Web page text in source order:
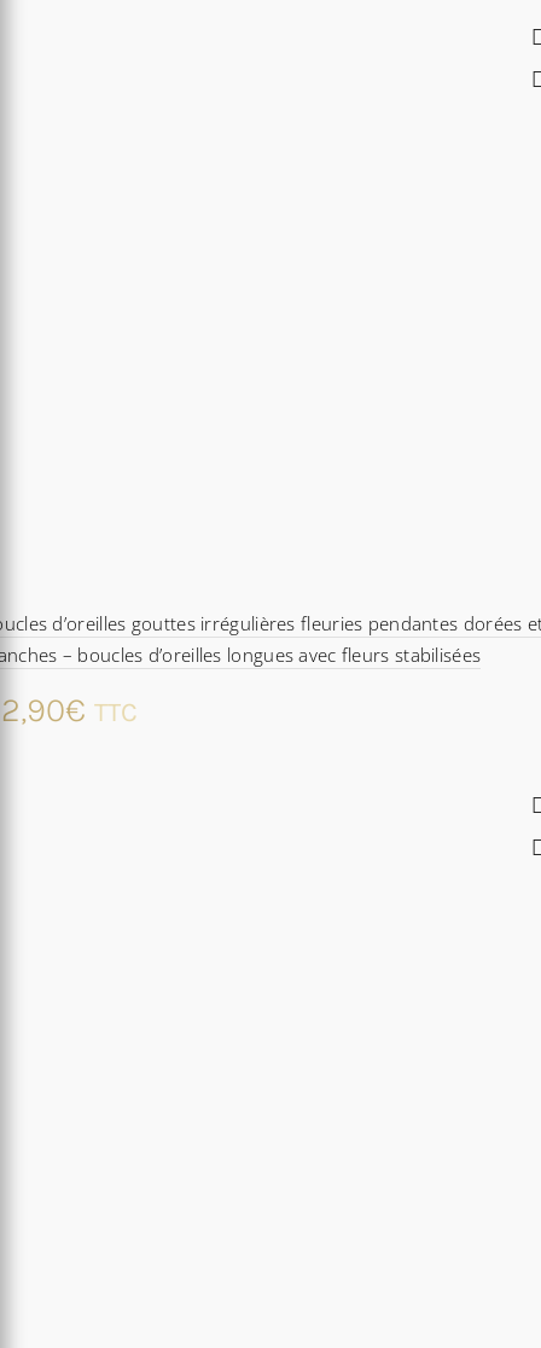
d’oreilles gouttes irrégulières fleuries pendantes dorées
– boucles d’oreilles longues avec fleurs stabilisées
€ TTC